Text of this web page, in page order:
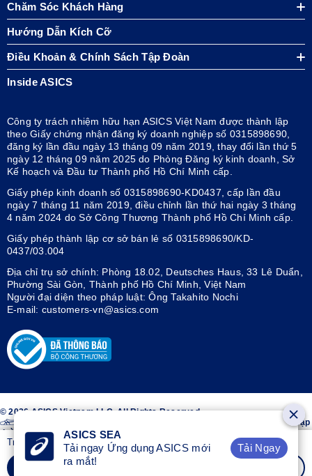
Trở thành thành viên OneASICS™ để mua hàng
Tham Gia Miễn Phí
Chăm Sóc Khách Hàng
Hướng Dẫn Kích Cỡ
Điều Khoản & Chính Sách Tập Đoàn
Inside ASICS
Công ty trách nhiệm hữu hạn ASICS Việt Nam được thành lập
theo Giấy chứng nhận đăng ký doanh nghiệp số 0315898690,
đăng ký lần đầu ngày 13 tháng 09 năm 2019, thay đổi lần thứ 5
ngày 12 tháng 09 năm 2025 do Phòng Đăng ký kinh doanh, Sở
Kế hoạch và Đầu tư Thành phố Hồ Chí Minh cấp.
Giấy phép kinh doanh số 0315898690-KD0437, cấp lần đầu
ngày 7 tháng 11 năm 2019, điều chỉnh lần thứ hai ngày 3 tháng
4 năm 2024 do Sở Công Thương Thành phố Hồ Chí Minh cấp.
Giấy phép thành lập cơ sở bán lẻ số 0315898690/KD-
0437/03.004
Địa chỉ trụ sở chính: Phòng 18.02, Deutsches Haus, 33 Lê Duẩn,
Phường Sài Gòn, Thành phố Hồ Chí Minh, Việt Nam
Người đại diện theo pháp luật: Ông Takahito Nochi
E-mail: customers-vn@asics.com
© 2026 ASICS Vietnam LLC. All Rights Reserved.
Thiết kế sọc trên hai bên giày ASICS® là nhãn hiệu đã đăng ký của Tập
đoàn ASICS.
ASICS SEA
Tải ngay Ứng dụng ASICS mới
ra mắt!
Tải Ngay